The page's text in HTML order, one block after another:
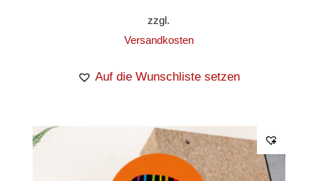
zzgl.
Versandkosten
Auf die Wunschliste setzen